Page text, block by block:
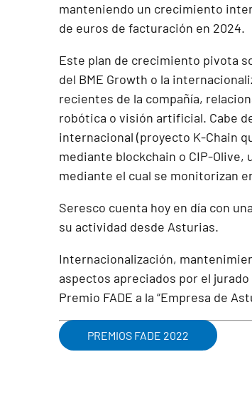
manteniendo un crecimiento
de euros de facturación en 2024.
Este plan de crecimiento pivota
del BME Growth o la
recientes de la compañía,
robótica o visión artificial. Cabe
internacional (proyecto K-Chain
mediante blockchain o CIP-Olive,
mediante el cual se monitorizan
Seresco cuenta hoy en día con
su actividad desde Asturias.
Internacionalización,
aspectos apreciados por el
Premio FADE a la “Empresa de
PREMIOS FADE 2022